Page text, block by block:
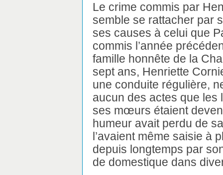
Le crime commis par
semble se rattacher par
ses causes à celui que
commis l’année
famille honnête de la
sept ans, Henriette
une conduite régulière,
aucun des actes que les
ses mœurs étaient
humeur avait perdu de
l’avaient même saisie à
depuis longtemps par
de domestique dans